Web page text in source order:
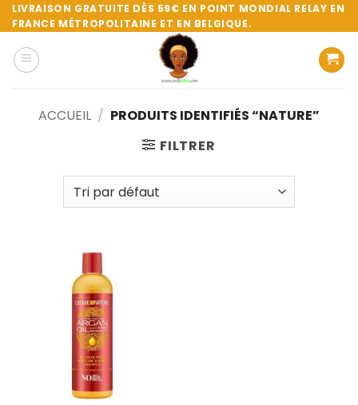
Passer
au
contenu
LIVRAISON GRATUITE DÈS 59€ EN POINT MONDIAL RELAY EN
FRANCE MÉTROPOLITAINE ET EN BELGIQUE.
ACCUEIL / PRODUITS IDENTIFIÉS “NATURE”
FILTRER